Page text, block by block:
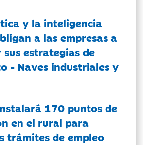
y la inteligencia
a las empresas a
estrategias de
- Naves industriales y
170 puntos de
en el rural para
trámites de empleo